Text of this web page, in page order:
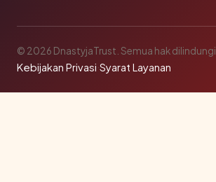
© 2026 DnastyjaTrust. Semua hak dilindungi.
Kebijakan Privasi·Syarat Layanan